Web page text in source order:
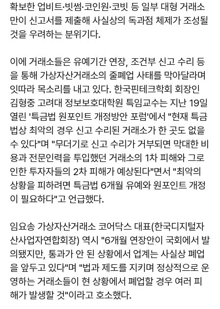
확보한 업비트·빗썸·코인원·코빗 등 일부 대형 거래소
만이 신고서를 제출해 사실상의 독과점 체제가 조성될
것을 우려하는 분위기다.
이에 거래소들은 유예기간 연장, 조건부 신고 수리 등
을 통해 가상자산거래소의 줄폐업 사태를 막아달라며
잇따라 목소리를 내고 있다. 한국핀테크학회 회장인
김형중 고려대 정보보호대학원 특임교수는 지난 19일
열린 '특금법 원포인트 개정방안 포럼'에서 "현재 특금
법상 최악의 경우 신고 수리된 거래소가 한 곳도 없을
수 있다"며 "무더기로 신고 수리가 거부되면 막대한 비
용과 전문인력을 투입했던 거래소의 1차 피해와 그로
인한 투자자들의 2차 피해가 예상된다"면서 "최악의
상황을 피하려면 특금법 6개월 유예와 원포인트 개정
이 필요하다"고 언급했다.
임요송 가상자산거래소 코어닥스 대표(한국디지털자
산사업자연합회장) 역시 "6개월 연장안이 국회에서 발
의됐지만, 통과가 안 된 상황에서 업계는 사실상 폐업
을 앞두고 있다"며 "법과 제도를 지키며 정상적으로 운
영하는 거래소들이 현 상황에서 폐업할 경우 여러 피
해가 발생할 것"이라고 호소했다.